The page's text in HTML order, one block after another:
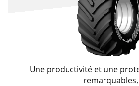
Une productivité et une
remarquables.